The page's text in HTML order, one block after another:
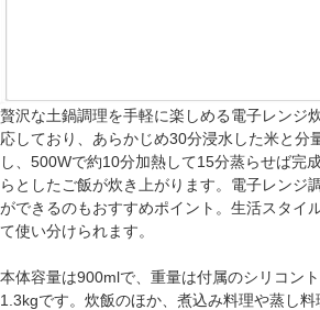
贅沢な土鍋調理を手軽に楽しめる電子レンジ
応しており、あらかじめ30分浸水した米と分
し、500Wで約10分加熱して15分蒸らせば完
らとしたご飯が炊き上がります。電子レンジ
ができるのもおすすめポイント。生活スタイ
て使い分けられます。
本体容量は900mlで、重量は付属のシリコン
1.3kgです。炊飯のほか、煮込み料理や蒸し